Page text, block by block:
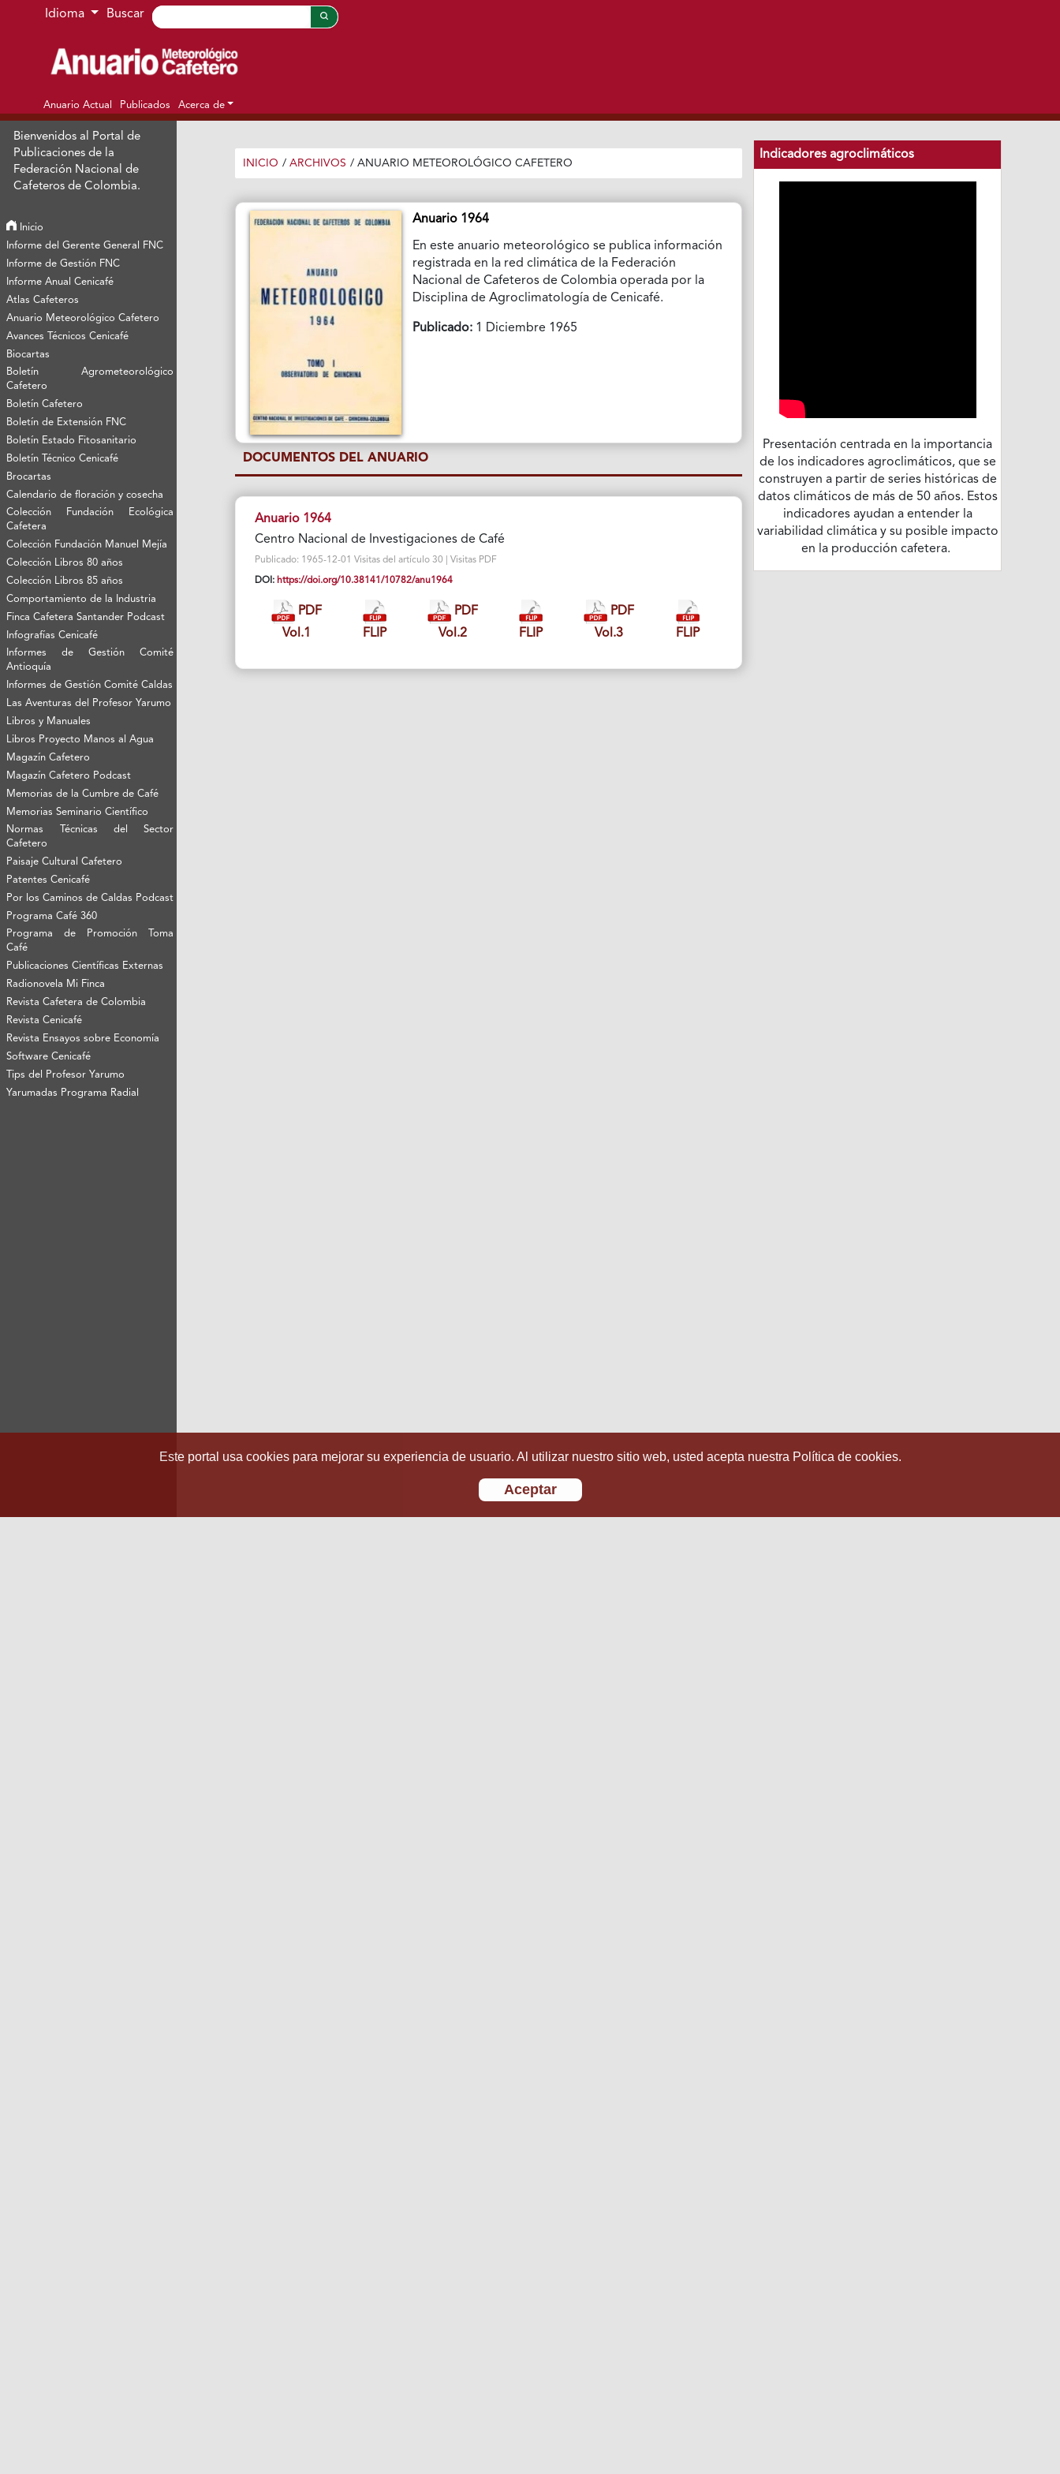
Ir al menú de navegación principal
Ir al contenido principal
Ir al pie de página del sitio
Idioma Buscar
Anuario Actual Publicados Acerca de
Bienvenidos al Portal de
Publicaciones de la
Federación Nacional de
Cafeteros de Colombia.
Inicio
Informe del Gerente General FNC
Informe de Gestión FNC
Informe Anual Cenicafé
Atlas Cafeteros
Anuario Meteorológico Cafetero
Avances Técnicos Cenicafé
Biocartas
Boletín Agrometeorológico
Cafetero
Boletín Cafetero
Boletín de Extensión FNC
Boletín Estado Fitosanitario
Boletín Técnico Cenicafé
Brocartas
Calendario de floración y cosecha
Colección Fundación Ecológica
Cafetera
Colección Fundación Manuel Mejía
Colección Libros 80 años
Colección Libros 85 años
Comportamiento de la Industria
Finca Cafetera Santander Podcast
Infografías Cenicafé
Informes de Gestión Comité
Antioquía
Informes de Gestión Comité Caldas
Las Aventuras del Profesor Yarumo
Libros y Manuales
Libros Proyecto Manos al Agua
Magazín Cafetero
Magazín Cafetero Podcast
Memorias de la Cumbre de Café
Memorias Seminario Científico
Normas Técnicas del Sector
Cafetero
Paisaje Cultural Cafetero
Patentes Cenicafé
Por los Caminos de Caldas Podcast
Programa Café 360
Programa de Promoción Toma
Café
Publicaciones Científicas Externas
Radionovela Mi Finca
Revista Cafetera de Colombia
Revista Cenicafé
Revista Ensayos sobre Economía
Software Cenicafé
Tips del Profesor Yarumo
Yarumadas Programa Radial
INICIO / ARCHIVOS / ANUARIO METEOROLÓGICO CAFETERO
Anuario 1964
En este anuario meteorológico se publica información
registrada en la red climática de la Federación
Nacional de Cafeteros de Colombia operada por la
Disciplina de Agroclimatología de Cenicafé.
Publicado: 1 Diciembre 1965
DOCUMENTOS DEL ANUARIO
Anuario 1964
Centro Nacional de Investigaciones de Café
Publicado: 1965-12-01 Visitas del artículo 30 | Visitas PDF
DOI: https://doi.org/10.38141/10782/anu1964
PDF
Vol.1
FLIP
PDF
Vol.2
FLIP
PDF
Vol.3
FLIP
Indicadores agroclimáticos
Presentación centrada en la importancia
de los indicadores agroclimáticos, que se
construyen a partir de series históricas de
datos climáticos de más de 50 años. Estos
indicadores ayudan a entender la
variabilidad climática y su posible impacto
en la producción cafetera.
Este portal usa cookies para mejorar su experiencia de usuario. Al utilizar nuestro sitio web, usted acepta nuestra Política de cookies.
Aceptar